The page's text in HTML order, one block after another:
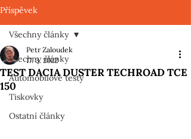
Příspěvek
Všechny články
Automobilové testy
Tiskovky
Ostatní články
Všechny články
TEST DACIA DUSTER TECHROAD TCE
150
Petr Zaloudek
17. 3. 2022